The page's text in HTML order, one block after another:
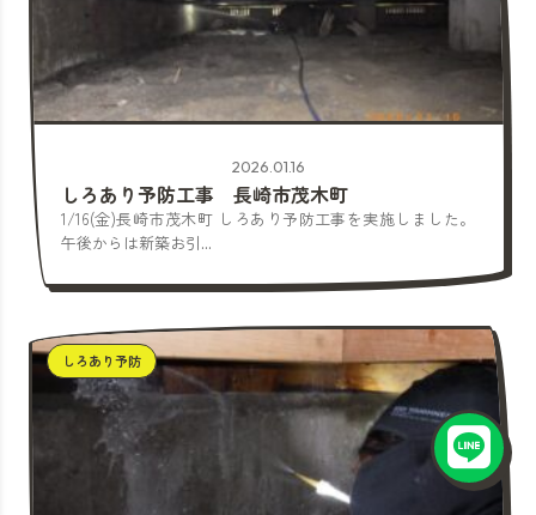
2026.01.16
しろあり予防工事 長崎市茂木町
1/16(金)長崎市茂木町 しろあり予防工事を実施しました。
午後からは新築お引...
しろあり予防